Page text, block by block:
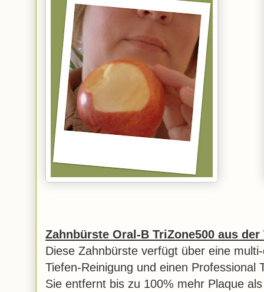
Zahnbürste Oral-B TriZone500 aus
Diese Zahnbürste verfügt über eine
Tiefen-Reinigung und einen Professional
Sie entfernt bis zu 100% mehr Plaque